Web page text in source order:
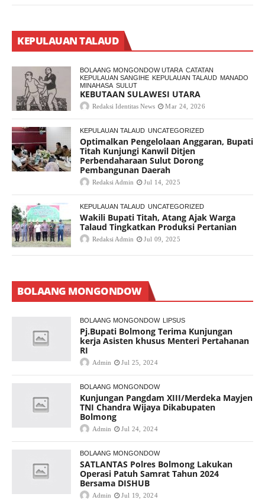
KEPULAUAN TALAUD
BOLAANG MONGONDOW UTARA CATATAN
KEPULAUAN SANGIHE KEPULAUAN TALAUD MANADO
MINAHASA SULUT
KEBUTAAN SULAWESI UTARA
Redaksi Identitas News Mar 24, 2026
KEPULAUAN TALAUD UNCATEGORIZED
Optimalkan Pengelolaan Anggaran, Bupati
Titah Kunjungi Kanwil Ditjen
Perbendaharaan Sulut Dorong
Pembangunan Daerah
Redaksi Admin Jul 14, 2025
KEPULAUAN TALAUD UNCATEGORIZED
Wakili Bupati Titah, Atang Ajak Warga
Talaud Tingkatkan Produksi Pertanian
Redaksi Admin Jul 09, 2025
BOLAANG MONGONDOW
BOLAANG MONGONDOW LIPSUS
Pj.Bupati Bolmong Terima Kunjungan
kerja Asisten khusus Menteri Pertahanan
RI
Admin Jul 25, 2024
BOLAANG MONGONDOW
Kunjungan Pangdam XIII/Merdeka Mayjen
TNI Chandra Wijaya Dikabupaten
Bolmong
Admin Jul 24, 2024
BOLAANG MONGONDOW
SATLANTAS Polres Bolmong Lakukan
Operasi Patuh Samrat Tahun 2024
Bersama DISHUB
Admin Jul 19, 2024